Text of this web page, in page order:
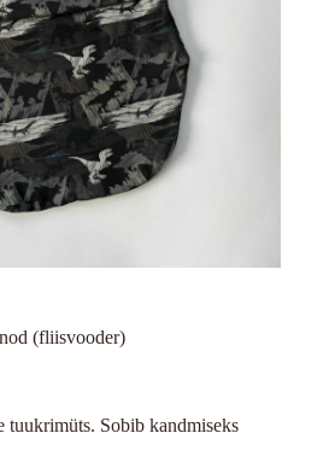
(fliisvooder)
Sobib kandmiseks